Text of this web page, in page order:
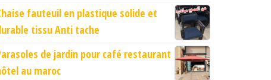
fauteuil en plastique solide et
tissu Anti tache
de jardin pour café restaurant
au maroc